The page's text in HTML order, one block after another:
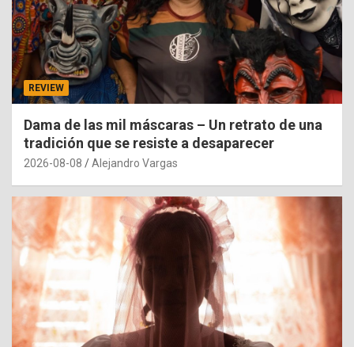
REVIEW
Dama de las mil máscaras – Un retrato de una
tradición que se resiste a desaparecer
2026-08-08 Alejandro Vargas